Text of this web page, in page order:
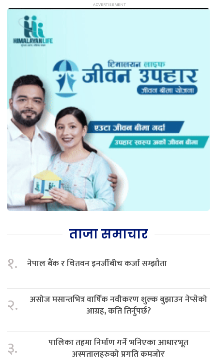
ताजा समाचार
१. नेपाल बैंक र चितवन इनर्जीबीच कर्जा सम्झौता
२.
असोज मसान्तभित्र वार्षिक नवीकरण शुल्क बुझाउन नेप्सेको
आग्रह, कति तिर्नुपर्छ?
३.
पालिका तहमा निर्माण गर्ने भनिएका आधारभूत
अस्पतालहरुको प्रगति कमजोर